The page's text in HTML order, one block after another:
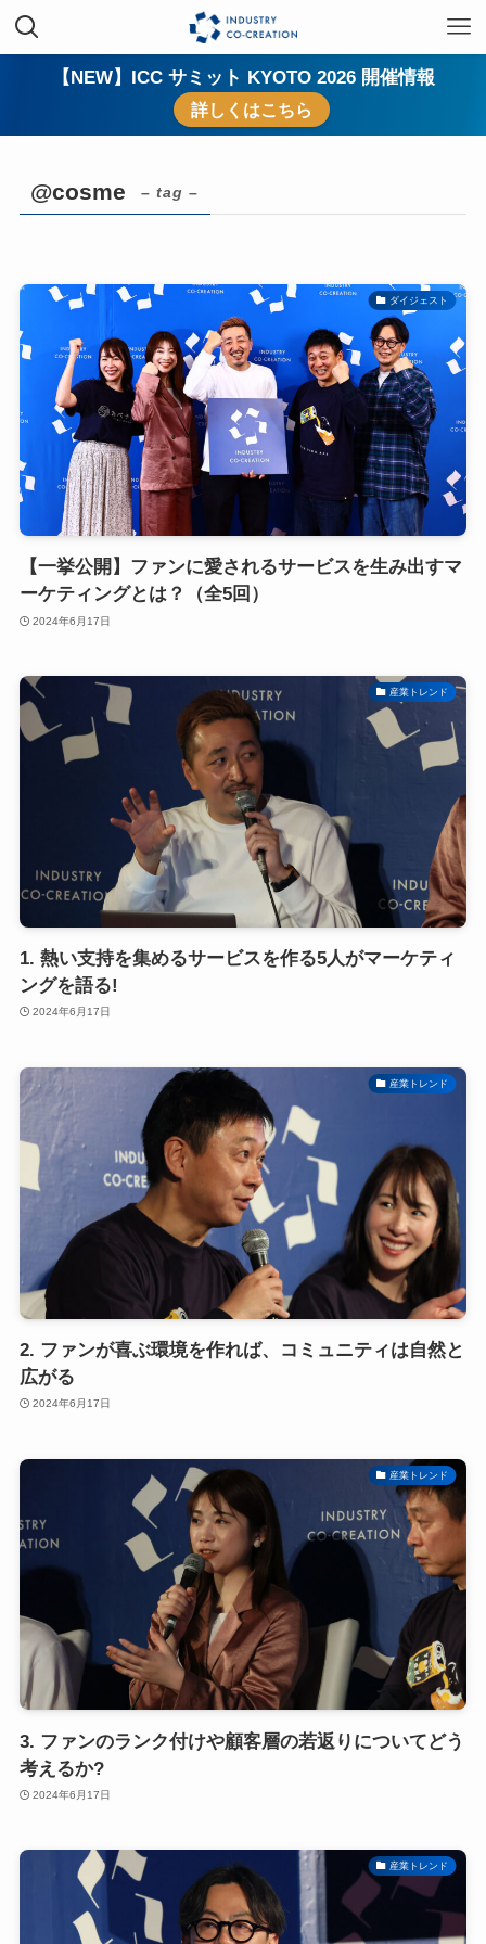
【NEW】ICC サミット KYOTO 2026 開催情報
詳しくはこちら
@cosme – tag –
ダイジェスト
【一挙公開】ファンに愛されるサービスを生み出すマ
ーケティングとは？（全5回）
2024年6月17日
産業トレンド
1. 熱い支持を集めるサービスを作る5人がマーケティ
ングを語る!
2024年6月17日
産業トレンド
2. ファンが喜ぶ環境を作れば、コミュニティは自然と
広がる
2024年6月17日
産業トレンド
3. ファンのランク付けや顧客層の若返りについてどう
考えるか?
2024年6月17日
産業トレンド